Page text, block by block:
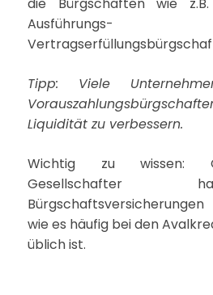
Tipp: Viele
Liquidität zu verbessern.
Wichtig zu wissen:
Gesellschafter
wie es häufig bei den
üblich ist.